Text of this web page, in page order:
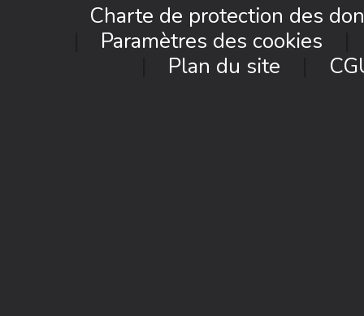
Charte de protection des
Paramètres des cookies
Plan du site